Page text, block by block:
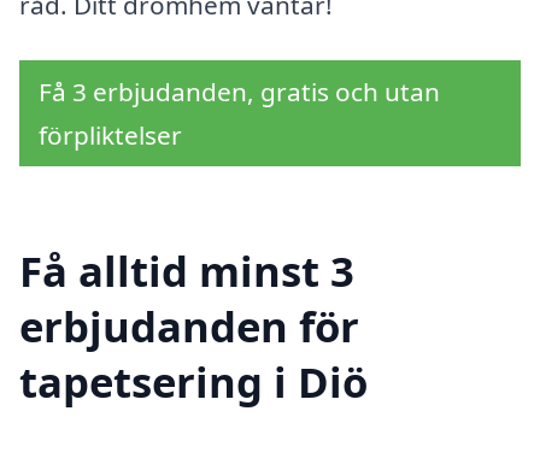
Få 3 erbjudanden, gratis och utan
förpliktelser
Få alltid minst 3
erbjudanden för
tapetsering i Diö